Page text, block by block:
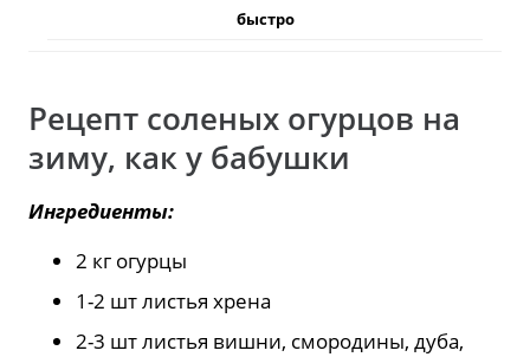
быстро
Рецепт соленых огурцов на
зиму, как у бабушки
Ингредиенты:
2 кг огурцы
1-2 шт листья хрена
2-3 шт листья вишни, смородины, дуба,